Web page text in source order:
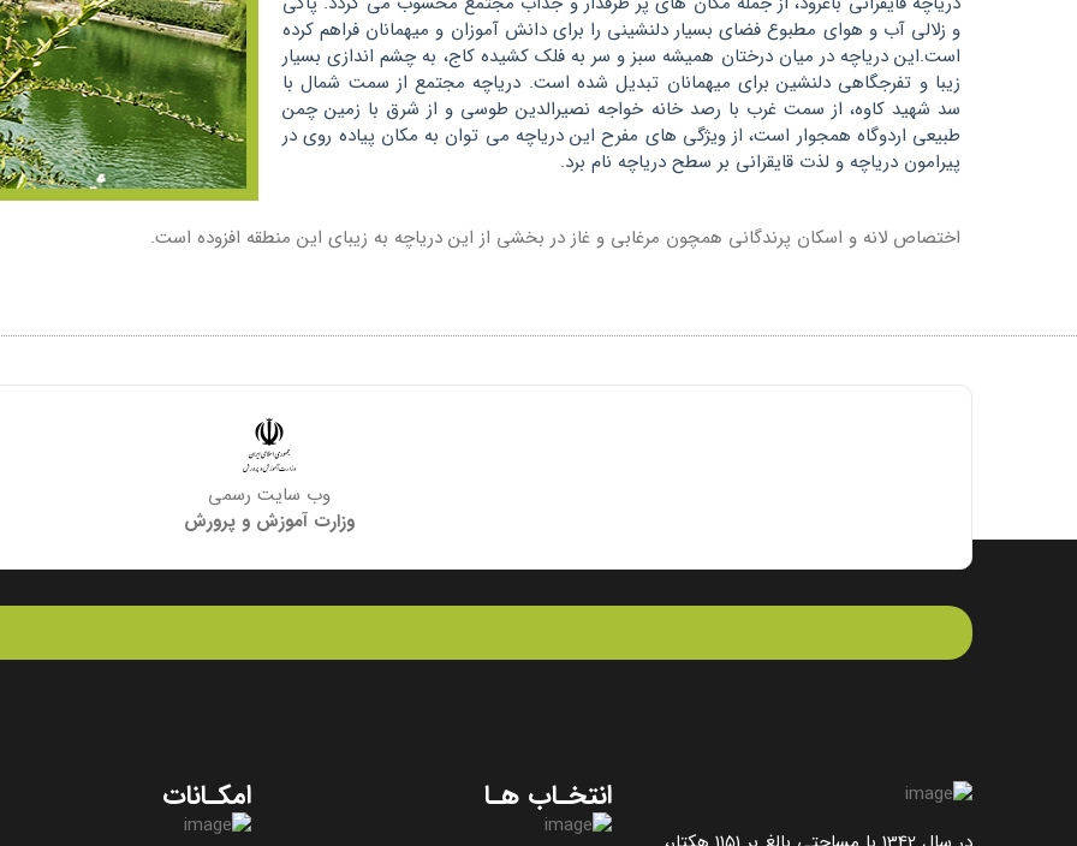
و زلالی آب و هوای مطبوع فضای بسیار دلنشینی را برای دانش آموزان و میهمانان فراهم کرده
است.این دریاچه در میان درختان همیشه سبز و سر به فلک کشیده کاج، به چشم اندازی بسیار
زیبا و تفرجگاهی دلنشین برای میهمانان تبدیل شده است. دریاچه مجتمع از سمت شمال با
سد شهید کاوه، از سمت غرب با رصد خانه خواجه نصیرالدین طوسی و از شرق با زمین چمن
طبیعی اردوگاه همجوار است، از ویژگی های مفرح این دریاچه می توان به مکان پیاده روی در
پیرامون دریاچه و لذت قایقرانی بر سطح دریاچه نام برد.
اختصاص لانه و اسکان پرندگانی همچون مرغابی و غاز در بخشی از این دریاچه به زیبای این منطقه افزوده است.
وب سایت رسمی
وزارت آموزش و پرورش
انتخـاب هـا امکـانات